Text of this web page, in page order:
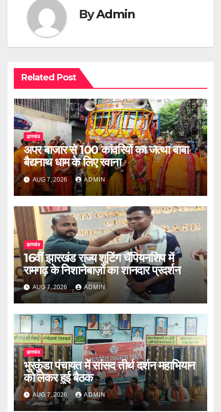
ByAdmin
Related Post
झारखंड
अपर बाजार से 100 कांवरियों का जत्था बाबा
बैद्यनाथ धाम के लिए रवाना
AUG 7, 2026 ADMIN
झारखंड
16वीं झारखंड राज्य शूटिंग चैंपियनशिप में
रामगढ़ के निशानेबाज़ों का शानदार प्रदर्शन
AUG 7, 2026 ADMIN
झारखंड
भुरकुंडा पंचायत में सांसद तीर्थ दर्शन महाभियान
को लेकर हुई बैठक
AUG 7, 2026 ADMIN